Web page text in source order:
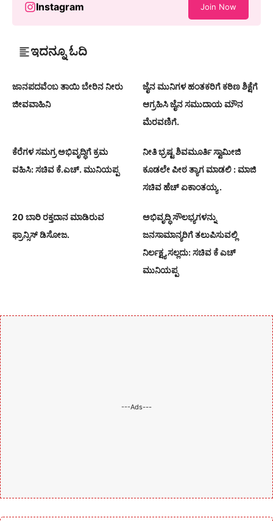
Instagram Join Now
ಇದನ್ನೂ ಓದಿ
ಜಾನಪದವೆಂಬ ತಾಯಿ ಬೇರಿನ ನೀರು
ಜೀವವಾಹಿನಿ
ಜೈನ ಮುನಿಗಳ ಹಂತಕರಿಗೆ ಕಠಿಣ ಶಿಕ್ಷೆಗೆ
ಆಗ್ರಹಿಸಿ ಜೈನ ಸಮುದಾಯ ಮೌನ
ಮೆರವಣಿಗೆ.
ಕೆರೆಗಳ ಸಮಗ್ರ ಅಭಿವೃದ್ಧಿಗೆ ಕ್ರಮ
ವಹಿಸಿ: ಸಚಿವ ಕೆ.ಎಚ್. ಮುನಿಯಪ್ಪ
ನೀತಿ ಭ್ರಷ್ಟ ಶಿವಮೂರ್ತಿ ಸ್ವಾಮೀಜಿ
ಕೂಡಲೇ ಪೀಠ ತ್ಯಾಗ ಮಾಡಲಿ : ಮಾಜಿ
ಸಚಿವ ಹೆಚ್ ಏಕಾಂತಯ್ಯ .
20 ಬಾರಿ ರಕ್ತದಾನ ಮಾಡಿರುವ
ಫ್ರಾನ್ಸಿಸ್ ಡಿಸೋಜ.
ಅಭಿವೃದ್ಧಿ ಸೌಲಭ್ಯಗಳನ್ನು
ಜನಸಾಮಾನ್ಯರಿಗೆ ತಲುಪಿಸುವಲ್ಲಿ
ನಿರ್ಲಕ್ಷ್ಯ ಸಲ್ಲದು: ಸಚಿವ ಕೆ ಎಚ್
ಮುನಿಯಪ್ಪ
---Ads---